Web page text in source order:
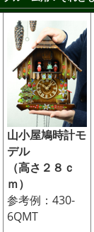
山小屋鳩時計モ
デル
（高さ２８ｃ
ｍ）
参考例：430-
6QMT